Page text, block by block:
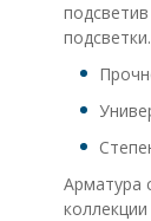
подсветки.
Арматура